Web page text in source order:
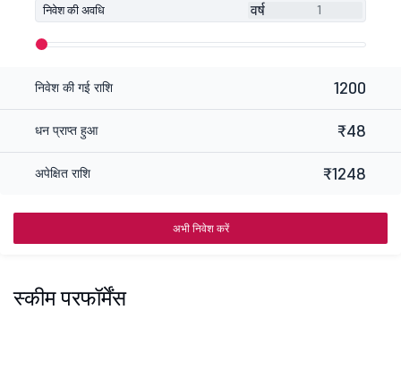
निवेश की अवधि वर्ष
निवेश की गई राशि 1200
धन प्राप्त हुआ ₹48
अपेक्षित राशि ₹1248
अभी निवेश करें
स्कीम परफॉर्मेंस